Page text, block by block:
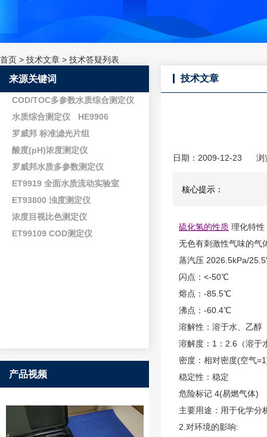
首页 > 技术文章 > 技术答疑列表
来源关键词
COD/TOC多参数水质综合测定仪
水质综合测定仪
HE9906
罗威邦 标准滤光片组
酸度(pH)浓度测定仪
罗威邦水质多参数测定仪
ET9919 全面水质流动实验室
ET93800 浊度测定仪
浓度目视比色测定仪
ET99109 COD测定仪
产品视频
技术文章
日期：2009-12-23 浏
核心提示：
硫化氢的性质 理化特性
无色有刺激性气味的气
蒸汽压 2026.5kPa/
闪点：<-50℃
熔点：-85.5℃
沸点：-60.4℃
溶解性：溶于水、乙醇
溶解度：1：2.6（溶于
密度：相对密度(空气
稳定性：稳定
危险标记 4(易燃气体)
主要用途：用于化学分
2.对环境的影响: